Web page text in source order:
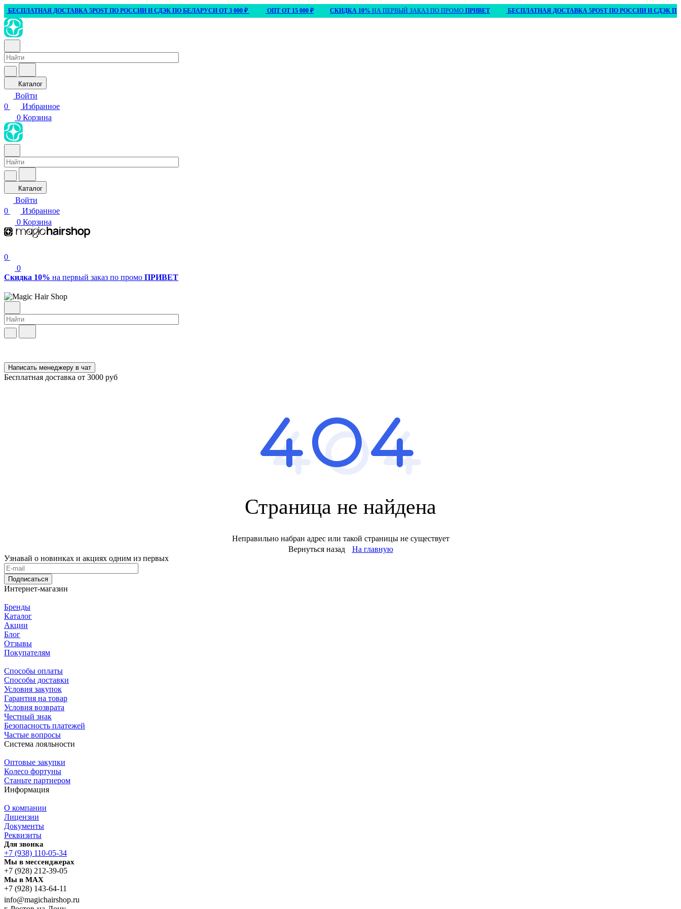
СКИДКА 10%НА ПЕРВЫЙ ЗАКАЗ ПО ПРОМОПРИВЕТ БЕСПЛАТНАЯ ДОСТАВКА 5POST ПО РОССИИ И СДЭК ПО
ДОСТАВКА 5POST ПО РОССИИ И СДЭК ПО БЕЛАРУСИ ОТ 3 000 ₽ ОПТ ОТ 15 000 ₽
Каталог
Войти
0
Избранное
0 Корзина
Каталог
Войти
0
Избранное
0 Корзина
0
0
Скидка 10% на первый заказ по промо ПРИВЕТ
Написать менеджеру в чат
Бесплатная доставка от 3000 руб
Страница не найдена
Неправильно набран адрес или такой страницы не существует
Вернуться назад
На главную
Узнавай о новинках и акциях одним из первых
Подписаться
Интернет-магазин
Бренды
Каталог
Акции
Блог
Отзывы
Покупателям
Способы оплаты
Способы доставки
Условия закупок
Гарантия на товар
Условия возврата
Честный знак
Безопасность платежей
Частые вопросы
Система лояльности
Оптовые закупки
Колесо фортуны
Станьте партнером
Информация
О компании
Лицензии
Документы
Реквизиты
Для звонка
+7 (938) 110-05-34
Мы в мессенджерах
+7 (928) 212-39-05
Мы в MAX
+7 (928) 143-64-11
info@magichairshop.ru